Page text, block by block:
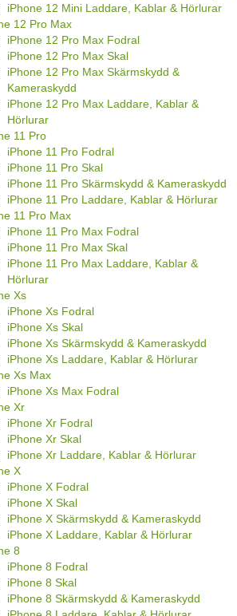
iPhone 12 Mini Laddare, Kablar & Hörlurar
12 Pro Max
iPhone 12 Pro Max Fodral
iPhone 12 Pro Max Skal
iPhone 12 Pro Max Skärmskydd &
Kameraskydd
iPhone 12 Pro Max Laddare, Kablar &
Hörlurar
11 Pro
iPhone 11 Pro Fodral
iPhone 11 Pro Skal
iPhone 11 Pro Skärmskydd & Kameraskydd
iPhone 11 Pro Laddare, Kablar & Hörlurar
11 Pro Max
iPhone 11 Pro Max Fodral
iPhone 11 Pro Max Skal
iPhone 11 Pro Max Laddare, Kablar &
Hörlurar
Xs
iPhone Xs Fodral
iPhone Xs Skal
iPhone Xs Skärmskydd & Kameraskydd
iPhone Xs Laddare, Kablar & Hörlurar
Xs Max
iPhone Xs Max Fodral
Xr
iPhone Xr Fodral
iPhone Xr Skal
iPhone Xr Laddare, Kablar & Hörlurar
X
iPhone X Fodral
iPhone X Skal
iPhone X Skärmskydd & Kameraskydd
iPhone X Laddare, Kablar & Hörlurar
8
iPhone 8 Fodral
iPhone 8 Skal
iPhone 8 Skärmskydd & Kameraskydd